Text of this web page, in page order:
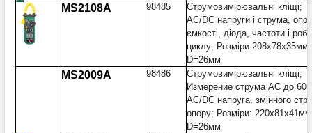
MS2108A 98485
Струмовимірювальні кліщі;
AC/DC напруги і струма,
ємкості, діода, частоти і
циклу; Розміри:208x78x35мм
D=26мм
MS2009A 98486
Струмовимірювальні кліщі;
Измерение струма AC до
AC/DC напруга, змінного
опору; Розміри: 220x81x41мм
D=26мм